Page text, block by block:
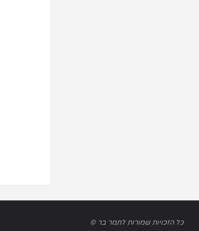
כל הזכויות שמורות לתמר בר ©